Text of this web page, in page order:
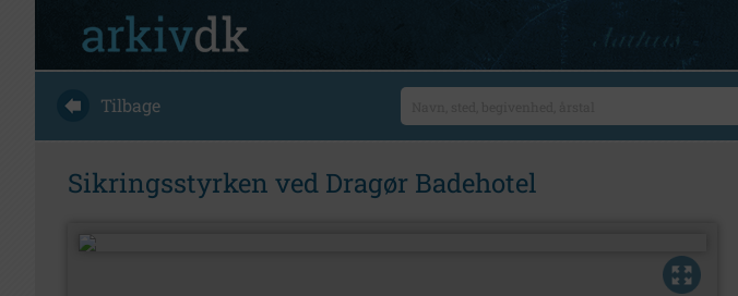
Tilbage
Sikringsstyrken ved Dragør Badehotel